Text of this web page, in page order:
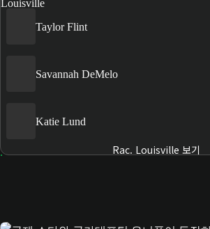
Taylor Flint
Savannah DeMelo
Katie Lund
Rac. Louisville 보기